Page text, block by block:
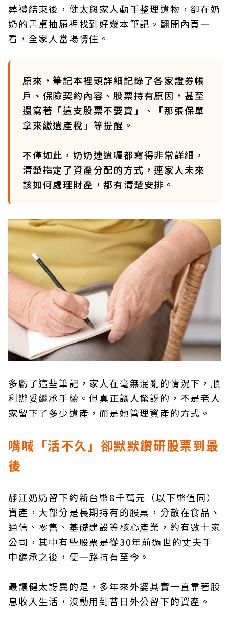
葬禮結束後，健太與家人動手整理遺物，卻在奶
奶的書桌抽屜裡找到好幾本筆記。翻開內頁一
看，全家人當場愣住。
原來，筆記本裡頭詳細記錄了各家證券帳
戶、保險契約內容、股票持有原因，甚至
還寫著「這支股票不要賣」、「那張保單
拿來繳遺產稅」等提醒。
不僅如此，奶奶連遺囑都寫得非常詳細，
清楚指定了資產分配的方式，連家人未來
該如何處理財產，都有清楚安排。
多虧了這些筆記，家人在毫無混亂的情況下，順
利辦妥繼承手續。但真正讓人驚訝的，不是老人
家留下了多少遺產，而是她管理資產的方式。
嘴喊「活不久」卻默默鑽研股票到最
後
靜江奶奶留下約新台幣8千萬元（以下幣值同）
資產，大部分是長期持有的股票，分散在食品、
通信、零售、基礎建設等核心產業，約有數十家
公司，其中有些股票是從30年前過世的丈夫手
中繼承之後，便一路持有至今。
最讓健太訝異的是，多年來外婆其實一直靠著股
息收入生活，沒動用到昔日外公留下的資產。